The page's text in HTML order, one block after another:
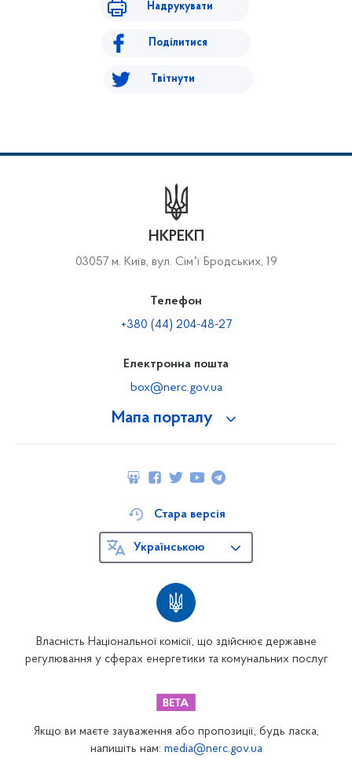
Надрукувати
Поділитися
Твітнути
Мапа порталу
НКРЕКП
03057 м. Київ, вул. Сімʼї Бродських, 19
Телефон
+380 (44) 204-48-27
Електронна пошта
box@nerc.gov.ua
Власність Національної комісії, що здійснює державне
регулювання у сферах енергетики та комунальних послуг
Стара версія
Українською
Якщо ви маєте зауваження або пропозиції, будь ласка,
напишіть нам: media@nerc.gov.ua